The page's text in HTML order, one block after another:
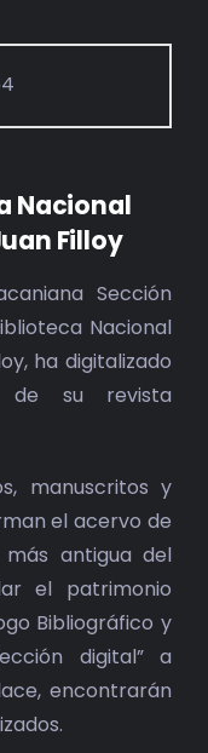
Nacional
Filloy
Sección
Nacional
ha digitalizado
de su revista
manuscritos y
el acervo de
antigua del
el patrimonio
Bibliográfico y
digital” a
encontrarán